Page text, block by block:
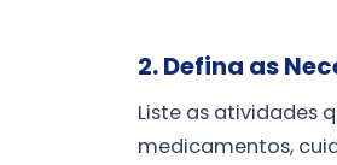
2. Defina as
Liste as atividades
medicamentos,